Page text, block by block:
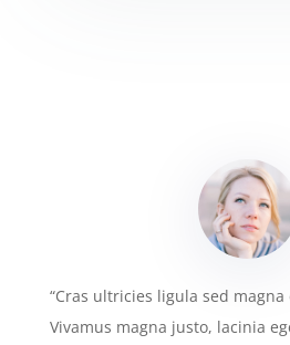
“Cras ultricies ligula sed
Vivamus magna justo, lacinia